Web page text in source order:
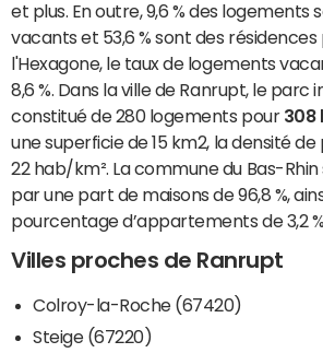
et plus. En outre, 9,6 % des logements
vacants et 53,6 % sont des résidences
l'Hexagone, le taux de logements
8,6 %. Dans la ville de Ranrupt, le parc
constitué de 280 logements pour 308
une superficie de 15 km2, la densité
22 hab/km². La commune du Bas-Rhin
par une part de maisons de 96,8 %,
pourcentage d’appartements de 3,2 %.
Villes proches de Ranrupt
Colroy-la-Roche (67420)
Steige (67220)